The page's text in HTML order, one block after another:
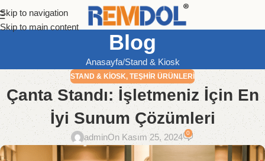
Skip to navigation
Skip to main content
Blog
Anasayfa Stand & Kiosk
STAND & KIOSK, TEŞHIR ÜRÜNLERI
Çanta Standı: İşletmeniz İçin En
İyi Sunum Çözümleri
adminOn Kasım 25, 2024 0